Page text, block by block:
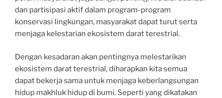
dan partisipasi aktif dalam program-program
konservasi lingkungan, masyarakat dapat turut serta
menjaga kelestarian ekosistem darat terestrial.
Dengan kesadaran akan pentingnya melestarikan
ekosistem darat terestrial, diharapkan kita semua
dapat bekerja sama untuk menjaga keberlangsungan
hidup makhluk hidup di bumi. Seperti yang dikatakan